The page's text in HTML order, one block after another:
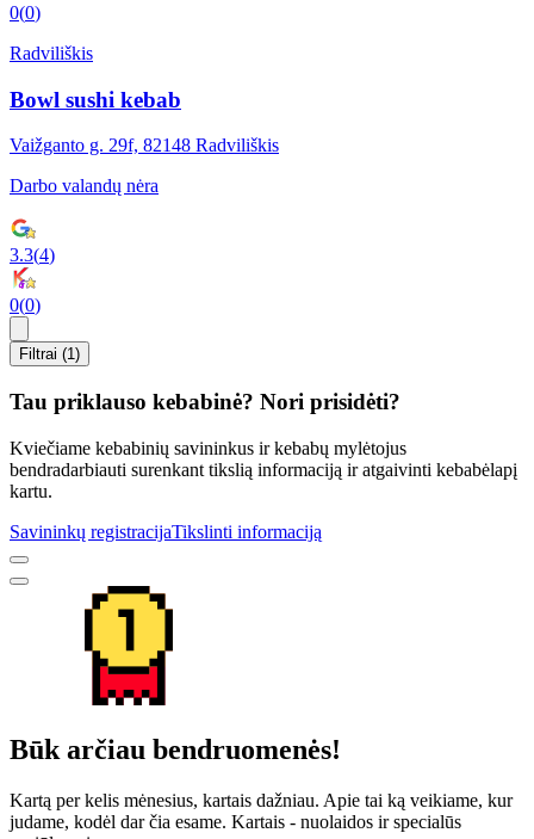
0(0)
Radviliškis
Bowl sushi kebab
Vaižganto g. 29f, 82148 Radviliškis
Darbo valandų nėra
3.3(4)
0(0)
Filtrai (1)
Tau priklauso kebabinė? Nori prisidėti?
Kviečiame kebabinių savininkus ir kebabų mylėtojus
bendradarbiauti surenkant tikslią informaciją ir atgaivinti kebabėlapį
kartu.
Savininkų registracijaTikslinti informaciją
Būk arčiau bendruomenės!
Kartą per kelis mėnesius, kartais dažniau. Apie tai ką veikiame, kur
judame, kodėl dar čia esame. Kartais - nuolaidos ir specialūs